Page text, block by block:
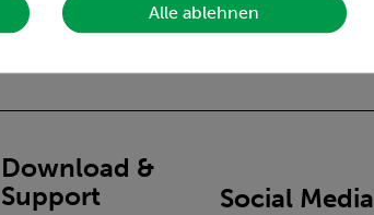
Download &
Support
Social Media
Alle ablehnen